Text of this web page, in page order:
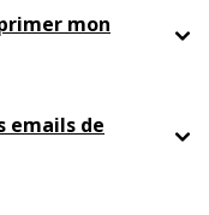
mon
emails de